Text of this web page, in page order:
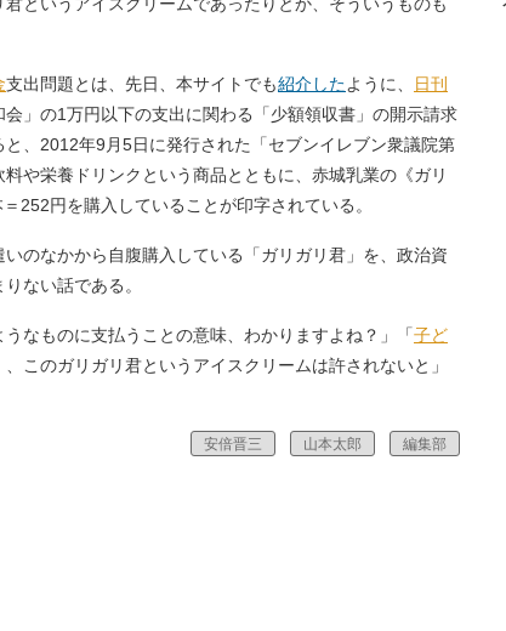
支出問題とは、先日、本サイトでも紹介したように、
日刊
」の1万円以下の支出に関わる「少額領収書」の開示請求
、2012年9月5日に発行された「セブンイレブン衆議院第
や栄養ドリンクという商品とともに、赤城乳業の《ガリ
252円を購入していることが印字されている。
いのなかから自腹購入している「ガリガリ君」を、政治資
ない話である。
なものに支払うことの意味、わかりますよね？」「子ど
このガリガリ君というアイスクリームは許されないと」
安倍晋三 山本太郎 編集部